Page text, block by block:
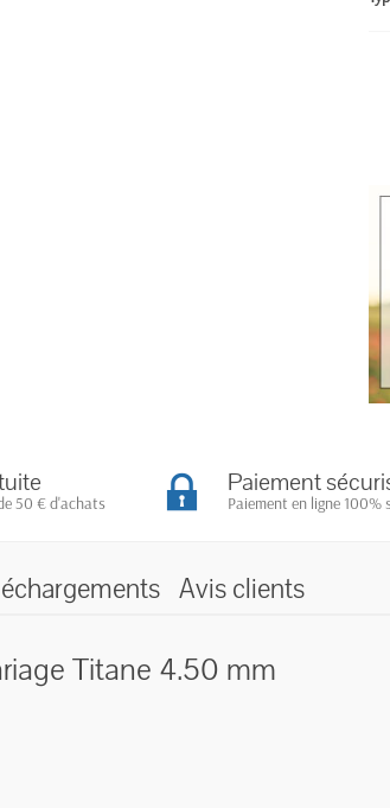
50 € d'achats
Paiement
Paiement en ligne 100%
Avis clients
Titane 4.50 mm